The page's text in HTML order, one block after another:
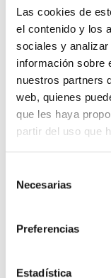
Las cookies de
el contenido y los
sociales y
información sobre
nuestros partners
web, quienes
que les haya
partir del uso que
Necesarias
Preferencias
Estadística
Antes de
suscitado
tantos años,
FERTILIDAD
de concebir o